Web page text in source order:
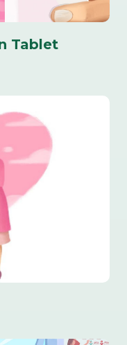
Tablet